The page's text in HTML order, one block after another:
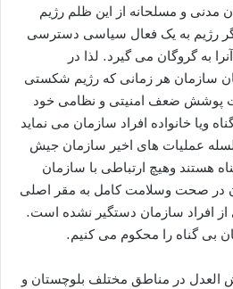
مدنی و مسلحانه از این ظلم رژیم
رژیم به یک فعال سیاسی دسترسی
به گروگان می گیرد. لذا در
سازمان هر زمانی که رژیم شکستی
پوشش ضعف امنیتی و نظامی خود
ویا خانواده افراد سازمان می نماید
عملیات های اخیر سازمان جیش
هستند وهیچ ارتباطی با سازمان
در صحت وسلامت کامل به مقر اصلی
از افراد سازمان دستگیر نشده است.
بی گناه را محکوم می کنیم.
العدل در مناطق مختلف بلوچستان و